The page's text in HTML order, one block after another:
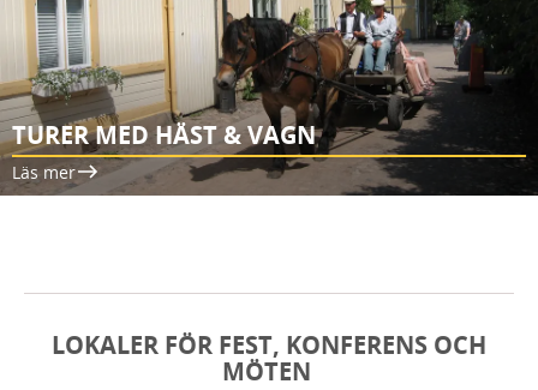
TURER MED HÄST & VAGN
Läs mer
LOKALER FÖR FEST, KONFERENS OCH
MÖTEN